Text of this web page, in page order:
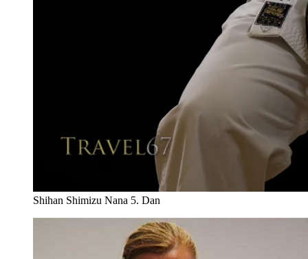
Shihan Shimizu Nana 5. Dan